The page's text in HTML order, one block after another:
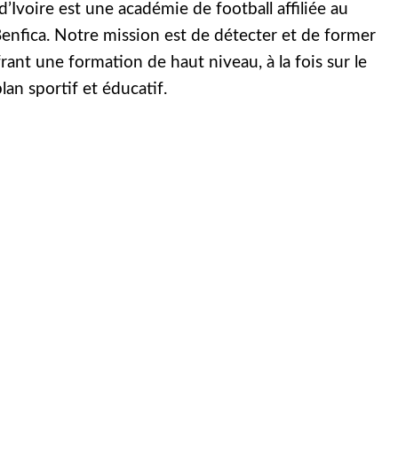
est une académie de football affiliée au
Notre mission est de détecter et de former
une formation de haut niveau, à la fois sur le
sportif et éducatif.